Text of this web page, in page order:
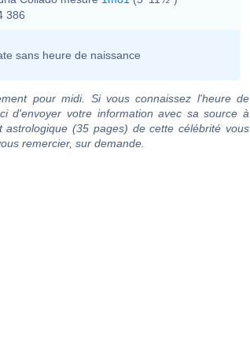
386
sans heure de naissance
pour midi. Si vous connaissez l'heure de
d'envoyer votre information avec sa source à
astrologique (35 pages) de cette célébrité vous
remercier, sur demande.